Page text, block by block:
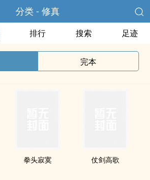
分类 - 修真
排行 搜索 足迹
完本
拳头寂寞 仗剑高歌